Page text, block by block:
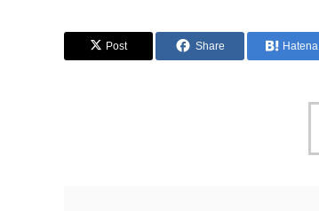
Post Share Hatena